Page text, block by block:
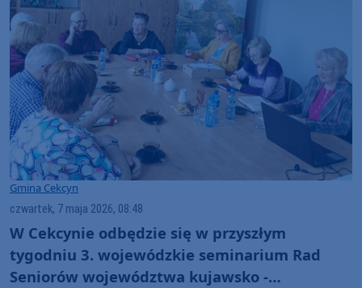
Gmina Cekcyn
czwartek, 7 maja 2026, 08:48
W Cekcynie odbędzie się w przyszłym
tygodniu 3. wojewódzkie seminarium Rad
Seniorów województwa kujawsko -